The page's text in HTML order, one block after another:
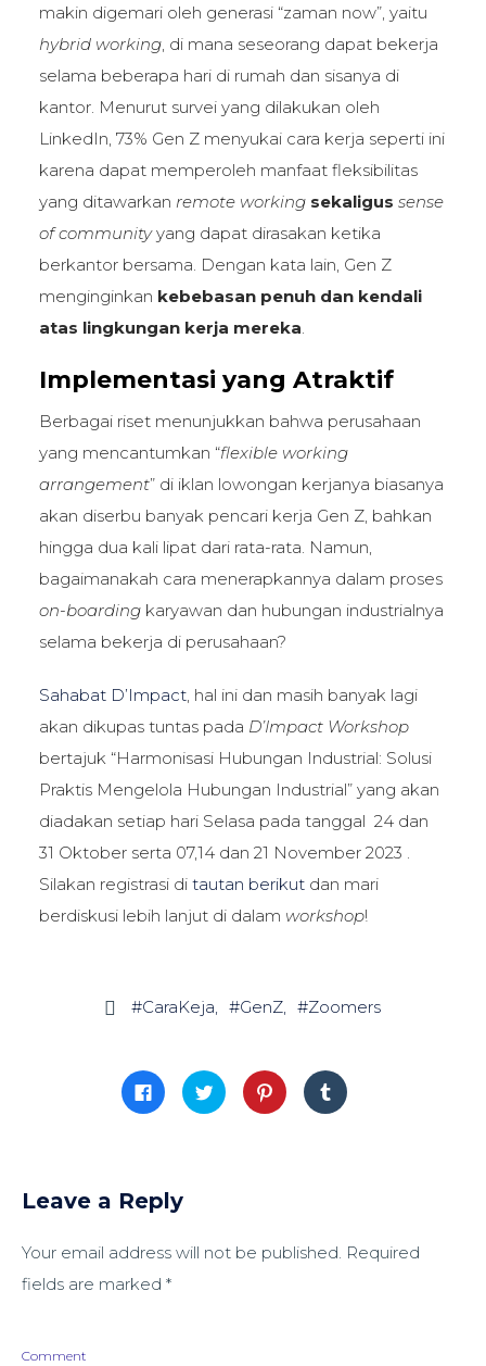
makin digemari oleh generasi “zaman now”, yaitu
hybrid working, di mana seseorang dapat bekerja
selama beberapa hari di rumah dan sisanya di
kantor. Menurut survei yang dilakukan oleh
LinkedIn, 73% Gen Z menyukai cara kerja seperti ini
karena dapat memperoleh manfaat fleksibilitas
yang ditawarkan remote working sekaligus sense
of communityyang dapat dirasakan ketika
berkantor bersama. Dengan kata lain, Gen Z
menginginkan kebebasan penuh dan kendali
atas lingkungan kerja mereka
Implementasi yang Atraktif
Berbagai riset menunjukkan bahwa perusahaan
yang mencantumkan “flexible working
arrangement” di iklan lowongan kerjanya biasanya
akan diserbu banyak pencari kerja Gen Z, bahkan
hingga dua kali lipat dari rata-rata. Namun,
bagaimanakah cara menerapkannya dalam proses
on-boardingkaryawan dan hubungan industrialnya
selama bekerja di perusahaan?
Sahabat D’Impact, hal ini dan masih banyak lagi
akan dikupas tuntas pada D’Impact Workshop
bertajuk “Harmonisasi Hubungan Industrial: Solusi
Praktis Mengelola Hubungan Industrial” yang akan
diadakan setiap hari Selasa pada tanggal 24 dan
31 Oktober serta 07,14 dan 21 November 2023 .
Silakan registrasi di tautan berikutdan mari
berdiskusi lebih lanjut di dalam workshop!
 #CaraKeja #GenZ #Zoomers
Click
to
share
window)
Click
to
share
Click
to
share
Click
to
share
Leave a Reply
Your email address will not be published. Required
fields are marked *
Comment